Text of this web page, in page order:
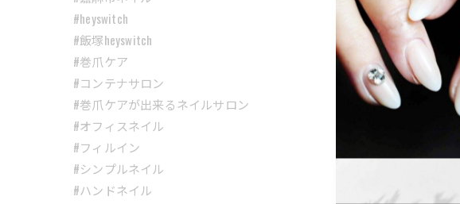
#heyswitch
#飯塚heyswitch
#巻爪ケア
#コンテナサロン
#巻爪ケアが出来るネイルサロン
#オフィスネイル
#フィルイン
#シンプルネイル
#ハンドネイル